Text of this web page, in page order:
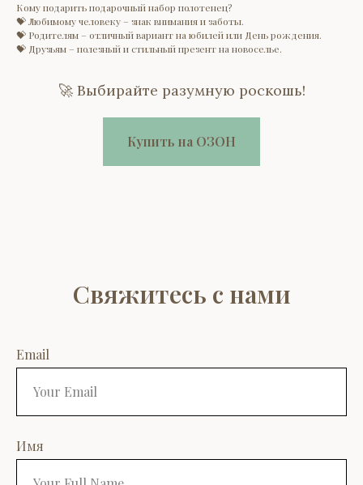
Кому подарить подарочный набор полотенец?
💝 Любимому человеку – знак внимания и заботы.
💝 Родителям – отличный вариант на юбилей или День рождения.
💝 Друзьям – полезный и стильный презент на новоселье.
🚀 Выбирайте разумную роскошь!
Купить на ОЗОН
Свяжитесь с нами
Email
Имя